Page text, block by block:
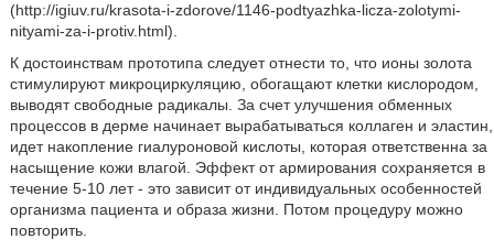
(http://igiuv.ru/krasota-i-zdorove/1146-podtyazhka-licza-zolotymi-
nityami-za-i-protiv.html).
К достоинствам прототипа следует отнести то, что ионы золота
стимулируют микроциркуляцию, обогащают клетки кислородом,
выводят свободные радикалы. За счет улучшения обменных
процессов в дерме начинает вырабатываться коллаген и эластин,
идет накопление гиалуроновой кислоты, которая ответственна за
насыщение кожи влагой. Эффект от армирования сохраняется в
течение 5-10 лет - это зависит от индивидуальных особенностей
организма пациента и образа жизни. Потом процедуру можно
повторить.